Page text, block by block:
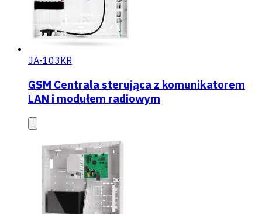
JA-103KR
GSM Centrala sterująca z komunikatorem
LAN i modułem radiowym